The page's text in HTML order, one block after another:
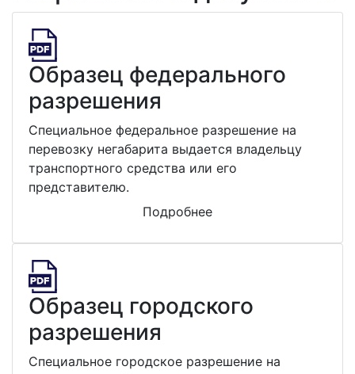
Образец федерального
разрешения
Специальное федеральное разрешение на
перевозку негабарита выдается владельцу
транспортного средства или его
представителю.
Подробнее
Образец городского
разрешения
Специальное городское разрешение на